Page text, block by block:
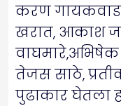
करण
खरात, आकाश
वाघमारे,अभिषेक
तेजस साठे,
पुढाकार घेतला